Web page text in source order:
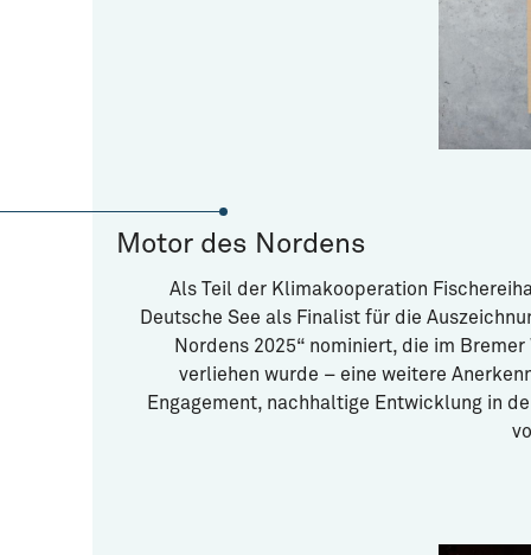
Motor des Nordens
Als Teil der Klimakooperation
Deutsche See als Finalist für die
Nordens 2025“ nominiert, die im
verliehen wurde – eine weitere
Engagement, nachhaltige Entwicklung in